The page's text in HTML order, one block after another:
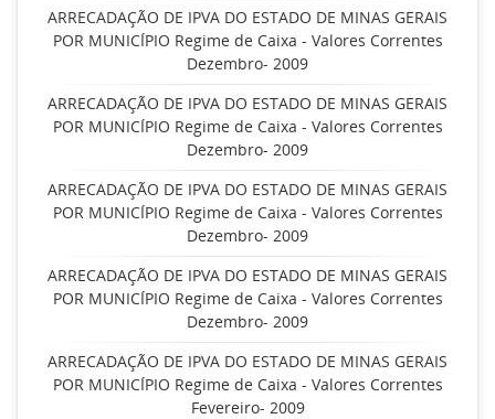
ARRECADAÇÃO DE IPVA DO ESTADO DE MINAS GERAIS
POR MUNICÍPIO Regime de Caixa - Valores Correntes
Dezembro- 2009
ARRECADAÇÃO DE IPVA DO ESTADO DE MINAS GERAIS
POR MUNICÍPIO Regime de Caixa - Valores Correntes
Dezembro- 2009
ARRECADAÇÃO DE IPVA DO ESTADO DE MINAS GERAIS
POR MUNICÍPIO Regime de Caixa - Valores Correntes
Dezembro- 2009
ARRECADAÇÃO DE IPVA DO ESTADO DE MINAS GERAIS
POR MUNICÍPIO Regime de Caixa - Valores Correntes
Dezembro- 2009
ARRECADAÇÃO DE IPVA DO ESTADO DE MINAS GERAIS
POR MUNICÍPIO Regime de Caixa - Valores Correntes
Fevereiro- 2009